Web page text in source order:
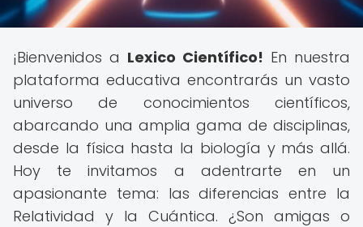
¡Bienvenidos a Lexico Científico! En nuestra
plataforma educativa encontrarás un vasto
universo de conocimientos científicos,
abarcando una amplia gama de disciplinas,
desde la física hasta la biología y más allá.
Hoy te invitamos a adentrarte en un
apasionante tema: las diferencias entre la
Relatividad y la Cuántica. ¿Son amigas o